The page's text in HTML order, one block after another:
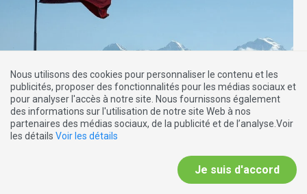
EDITION SPÉCIALE
13.06.2019
Nous utilisons des cookies pour personnaliser le contenu et les
publicités, proposer des fonctionnalités pour les médias sociaux et
pour analyser l'accès à notre site. Nous fournissons également
des informations sur l'utilisation de notre site Web à nos
partenaires des médias sociaux, de la publicité et de l’analyse.Voir
les détails Voir les détails
Je suis d'accord